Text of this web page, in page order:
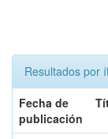
Resultados por
Fecha de
publicación